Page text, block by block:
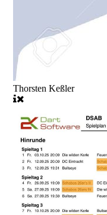
Thorsten Keßler